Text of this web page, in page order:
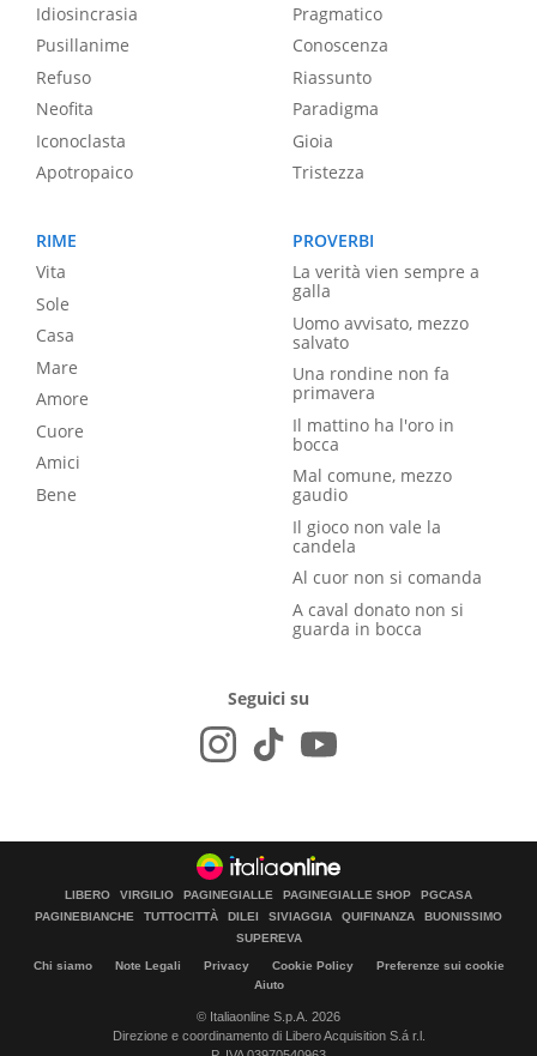
Idiosincrasia
Pusillanime
Refuso
Neofita
Iconoclasta
Apotropaico
Pragmatico
Conoscenza
Riassunto
Paradigma
Gioia
Tristezza
RIME
Vita
Sole
Casa
Mare
Amore
Cuore
Amici
Bene
PROVERBI
La verità vien sempre a
galla
Uomo avvisato, mezzo
salvato
Una rondine non fa
primavera
Il mattino ha l'oro in
bocca
Mal comune, mezzo
gaudio
Il gioco non vale la
candela
Al cuor non si comanda
A caval donato non si
guarda in bocca
Seguici su
LIBERO VIRGILIO PAGINEGIALLE PAGINEGIALLE SHOP
PGCASA
PAGINEBIANCHE
TUTTOCITTÀ DILEI SIVIAGGIA QUIFINANZA
BUONISSIMO
SUPEREVA
Chi siamo Note Legali Privacy Cookie Policy
Preferenze sui cookie
Aiuto
© Italiaonline S.p.A. 2026
Direzione e coordinamento di Libero Acquisition S.á r.l.